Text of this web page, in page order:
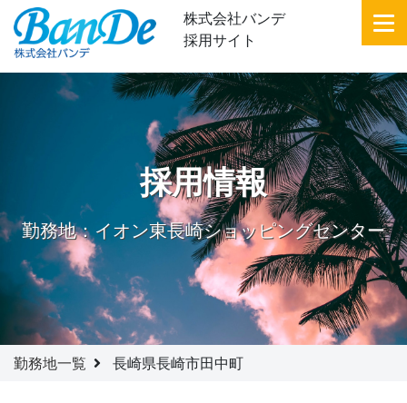
株式会社バンデ
採用サイト
採用情報
勤務地：イオン東長崎ショッピングセンター
勤務地一覧 長崎県長崎市田中町